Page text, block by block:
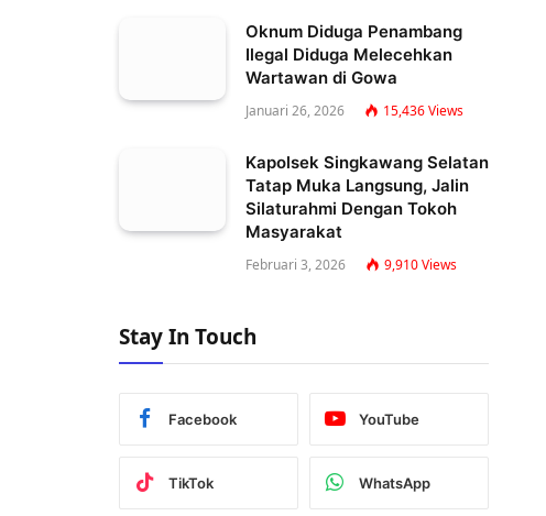
Oknum Diduga Penambang
Ilegal Diduga Melecehkan
Wartawan di Gowa
Januari 26, 2026 15,436Views
Kapolsek Singkawang Selatan
Tatap Muka Langsung, Jalin
Silaturahmi Dengan Tokoh
Masyarakat
Februari 3, 2026 9,910Views
Stay In Touch
Facebook YouTube
TikTok WhatsApp